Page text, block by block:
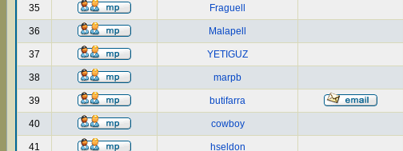
35 Fraguell
36 Malapell
37 YETIGUZ
38 marpb
39 butifarra
40 cowboy
41 hseldon